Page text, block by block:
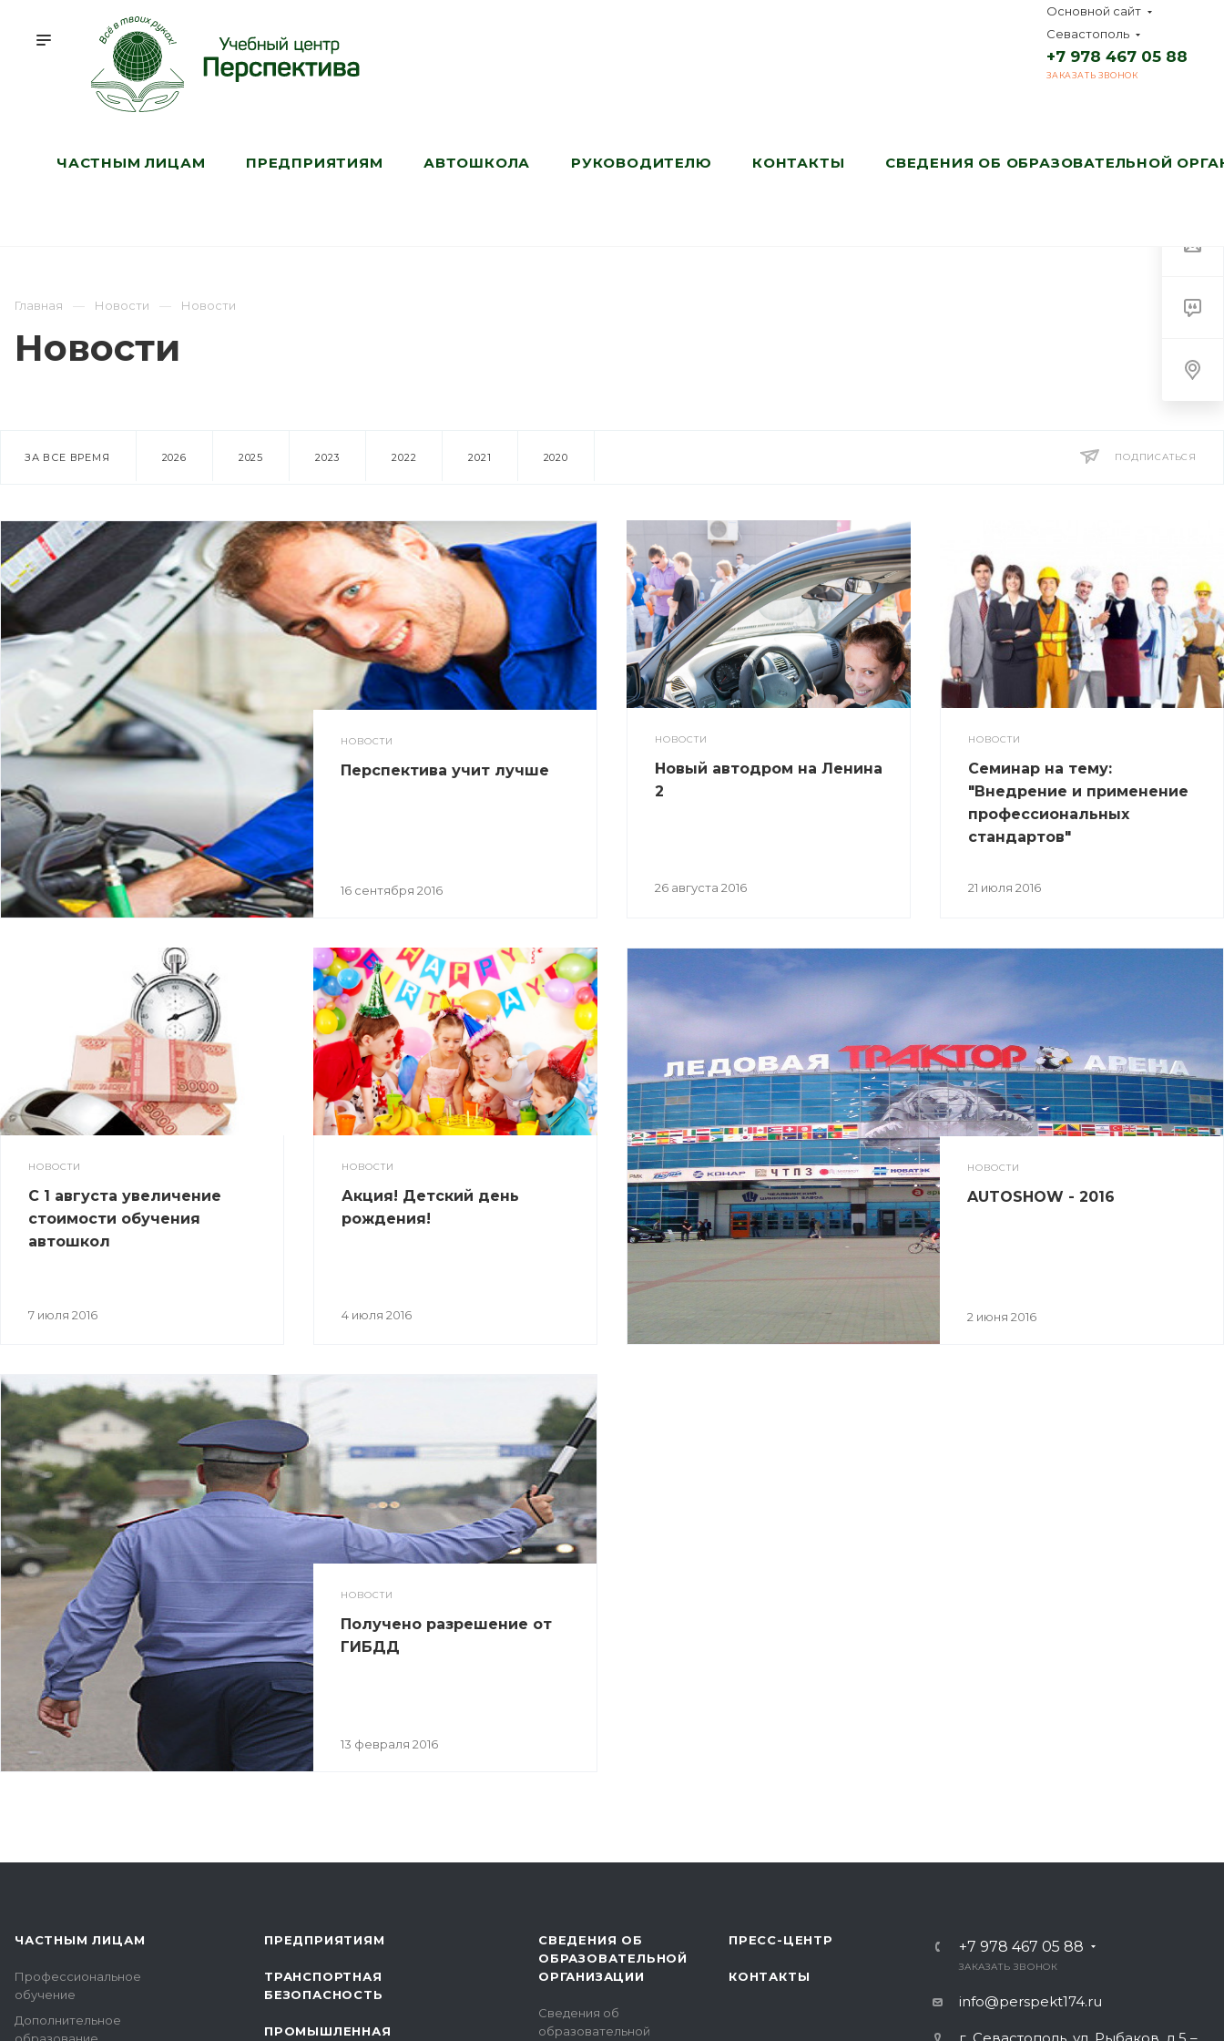
Основной сайт
Севастополь
+7 978 467 05 88
ЗАКАЗАТЬ ЗВОНОК
ЧАСТНЫМ ЛИЦАМ ПРЕДПРИЯТИЯМ АВТОШКОЛА РУКОВОДИТЕЛЮ КОНТАКТЫ СВЕДЕНИЯ ОБ ОБРАЗОВАТЕЛЬНОЙ
Главная Новости Новости
Новости
ПОДПИСАТЬСЯ
ЗА ВСЕ ВРЕМЯ 2026 2025 2023 2022 2021 2020
НОВОСТИ
Перспектива учит лучше
16 сентября 2016
НОВОСТИ
Новый автодром на Ленина
2
26 августа 2016
НОВОСТИ
Семинар на тему:
"Внедрение и применение
профессиональных
стандартов"
21 июля 2016
НОВОСТИ
С 1 августа увеличение
стоимости обучения
автошкол
7 июля 2016
НОВОСТИ
Акция! Детский день
рождения!
4 июля 2016
НОВОСТИ
AUTOSHOW - 2016
2 июня 2016
НОВОСТИ
Получено разрешение от
ГИБДД
13 февраля 2016
ЧАСТНЫМ ЛИЦАМ
Профессиональное
обучение
Дополнительное
ПРЕДПРИЯТИЯМ
ТРАНСПОРТНАЯ
БЕЗОПАСНОСТЬ
ПРОМЫШЛЕННАЯ
СВЕДЕНИЯ ОБ
ОБРАЗОВАТЕЛЬНОЙ
ОРГАНИЗАЦИИ
Сведения об
образовательной
ПРЕСС-ЦЕНТР
КОНТАКТЫ
+7 978 467 05 88
ЗАКАЗАТЬ ЗВОНОК
info@perspekt174.ru